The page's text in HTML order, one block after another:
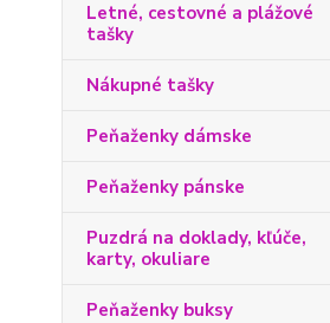
Letné, cestovné a plážové
tašky
Nákupné tašky
Peňaženky dámske
Peňaženky pánske
Puzdrá na doklady, kľúče,
karty, okuliare
Peňaženky buksy